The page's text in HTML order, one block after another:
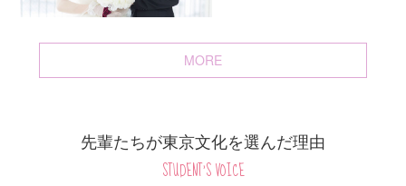
MORE
先輩たちが東京文化を選んだ理由
STUDENT'S VOICE